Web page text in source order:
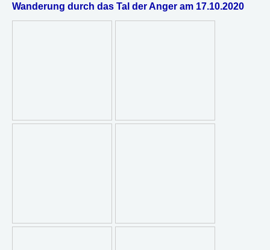
Wanderung durch das Tal der Anger am 17.10.2020